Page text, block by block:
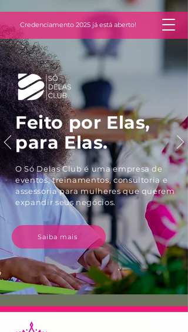
Feito por Elas,
para Elas.
O Só Delas Club é uma empresa de
eventos, treinamentos, consultoria e
assessoria para mulheres que querem
expandir seus negócios.
Saiba mais
Credenciamento 2025 já está aberto!